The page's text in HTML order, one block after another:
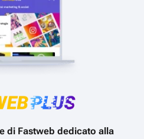
di Fastweb dedicato alla